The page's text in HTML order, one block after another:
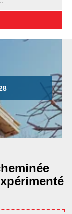
de cheminée 28